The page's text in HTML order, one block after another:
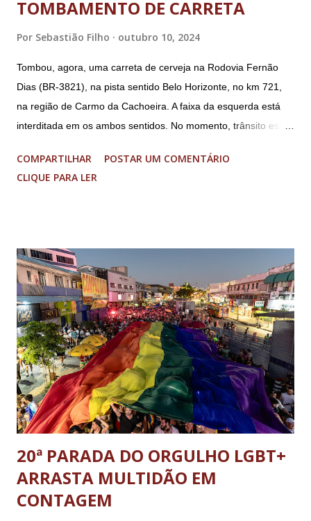
Segurança Institucional (GSI); o tenente-coronel Mauro Cid,
Sérgio Nogueira, ex-ministro da Defesa; e o general da
reserva Walter Braga Netto, ex-ministro da Casa Civil e da
Defesa. A acusação envolveu os crimes de tentativa de
abolição violenta do Estado Democrático de Direito, golpe de
TOMBAMENTO DE CARRETA
Por Sebastião Filho outubro 10, 2024
Tombou, agora, uma carreta de cerveja na Rodovia Fernão
Dias (BR-3821), na pista sentido Belo Horizonte, no km 721,
na região de Carmo da Cachoeira. A faixa da esquerda está
interditada em os ambos sentidos. No momento, trânsito está
Imagens @transitofernaodias *Por Sebastião Filho
COMPARTILHAR
POSTAR UM COMENTÁRIO
CLIQUE PARA LER
20ª PARADA DO ORGULHO LGBT+
ARRASTA MULTIDÃO EM
CONTAGEM